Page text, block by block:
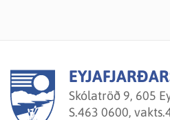
Skólatröð 9, 605
S.463 0600,